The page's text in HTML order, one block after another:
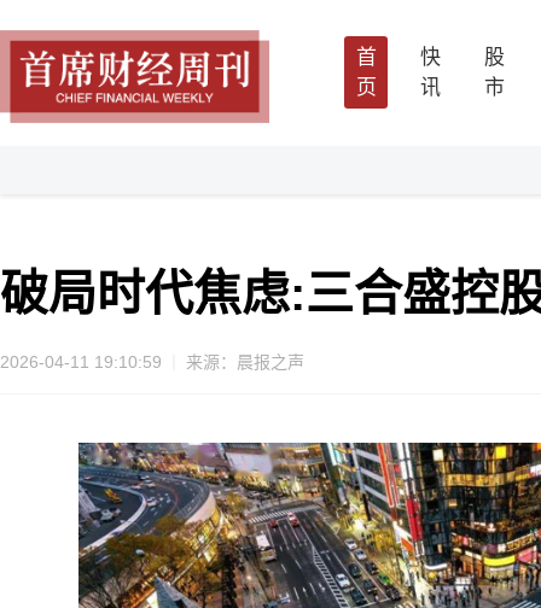
首
页
快
讯
股
市
破局时代焦虑:三合盛控
2026-04-11 19:10:59 来源：晨报之声